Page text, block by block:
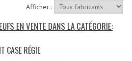
Afficher :
EN VENTE DANS LA CATÉGORIE:
CASE RÉGIE